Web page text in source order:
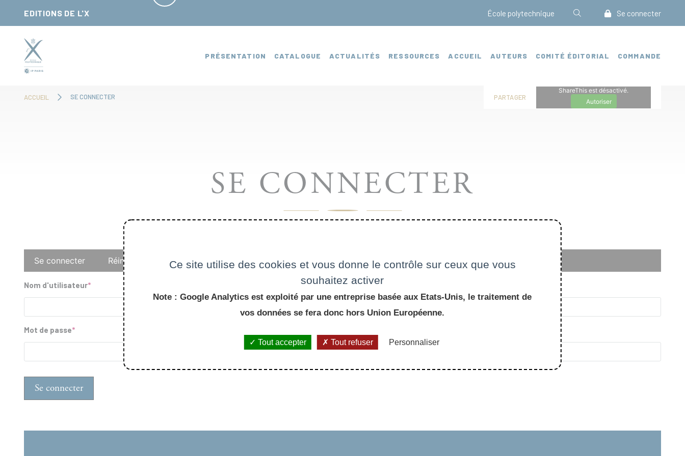
EDITIONS DE L'X École polytechnique Se connecter
PRÉSENTATION CATALOGUE ACTUALITÉS RESSOURCES ACCUEIL AUTEURS COMITÉ ÉDITORIAL COMMANDE
ACCUEIL SE CONNECTER PARTAGER
ShareThis est désactivé.
Autoriser
SE CONNECTER
Onglets
principaux
Se connecter Réinitialiser votre mot de passe
Nom d'utilisateur
Mot de passe
Ce site utilise des cookies et vous donne le contrôle sur ceux que vous
souhaitez activer
Note : Google Analytics est exploité par une entreprise basée aux Etats-Unis, le traitement de
vos données se fera donc hors Union Européenne.
Tout accepter Tout refuser Personnaliser